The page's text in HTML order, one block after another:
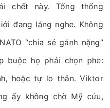
chết này. Tổng thống
đang lắng nghe. Không
“chia sẻ gánh nặng”
buộc họ phải chọn phe:
hoặc tự lo thân. Viktor
ấy không chờ Mỹ cứu,